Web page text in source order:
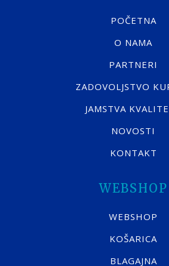
POČETNA
O NAMA
PARTNERI
ZADOVOLJSTVO
JAMSTVA
NOVOSTI
KONTAKT
WEBSHOP
WEBSHOP
KOŠARICA
BLAGAJNA